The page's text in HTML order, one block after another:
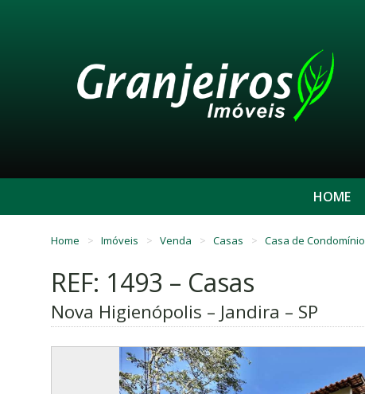
HOME
Home Imóveis Venda Casas Casa de Condomínio
REF: 1493 – Casas
Nova Higienópolis – Jandira – SP